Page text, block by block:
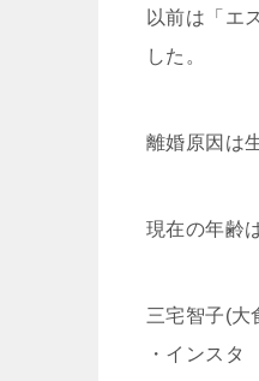
以前は「エ
した。
離婚原因は
現在の年齢
三宅智子(大
・インスタ